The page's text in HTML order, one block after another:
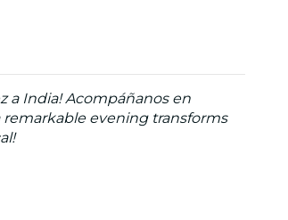
a India! Acompáñanos en
remarkable evening transforms